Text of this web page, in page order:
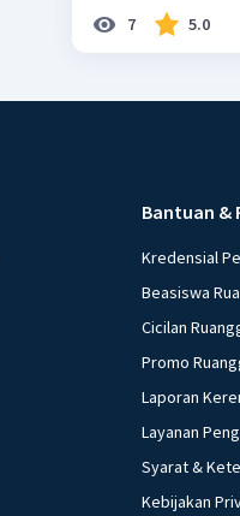
berijazah
menerima
berterima kasih
dari balik pintu
hati lelaki
menempatkan
aku bersumpah
rintangannya,
dalam kutipan
dan pendiam (C)
dan pendiam
7 5.0
Bantuan &
Kredensial
Beasiswa
Cicilan
Promo
Laporan
Layanan
Syarat &
Kebijakan